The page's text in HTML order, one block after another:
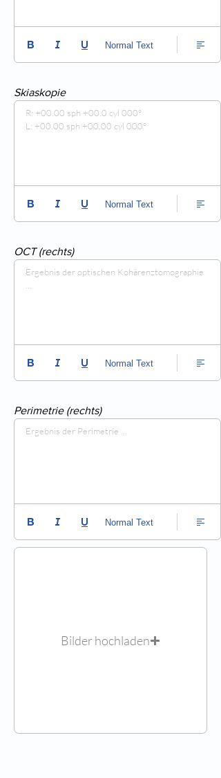
Normal Text
Skiaskopie
R: +00.00 sph +00.0 cyl 000°
L: +00.00 sph +00.00 cyl 000°
Normal Text
OCT (rechts)
Ergebnis der optischen Kohärenztomographie
Normal Text
Perimetrie (rechts)
Ergebnis der Perimetrie ...
Normal Text
Bilder hochladen